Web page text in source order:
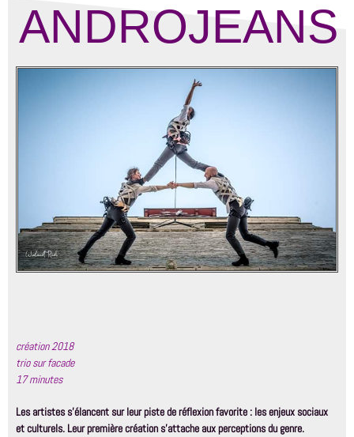
ANDROJEANS
création 2018
trio sur facade
17 minutes
Les artistes s’élancent sur leur piste de réflexion favorite : les enjeux sociaux
et culturels. Leur première création s’attache aux perceptions du genre.